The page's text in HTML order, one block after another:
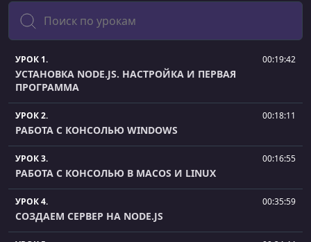
Поиск
УРОК 1. 00:19:42
УСТАНОВКА NODE.JS. НАСТРОЙКА И ПЕРВАЯ
ПРОГРАММА
УРОК 2. 00:18:11
РАБОТА С КОНСОЛЬЮ WINDOWS
УРОК 3. 00:16:55
РАБОТА С КОНСОЛЬЮ В MACOS И LINUX
УРОК 4. 00:35:59
СОЗДАЕМ СЕРВЕР НА NODE.JS